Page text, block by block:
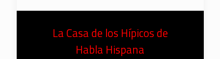
La Casa de los Hípicos de
Habla Hispana